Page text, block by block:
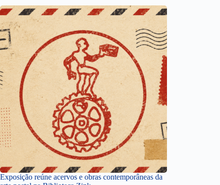
Exposição reúne acervos e obras contemporâneas da